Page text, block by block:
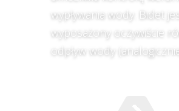
wypływania wody. Bidet
wyposażony oczywiście
odpływ wody (analogicznie